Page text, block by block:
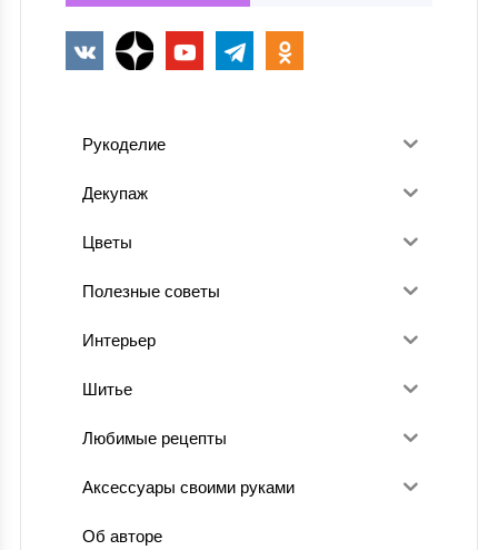
Рукоделие
Декупаж
Цветы
Полезные советы
Интерьер
Шитье
Любимые рецепты
Аксессуары своими руками
Об авторе